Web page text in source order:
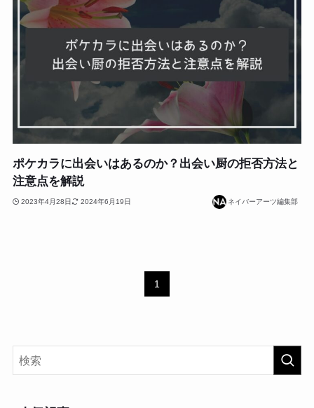
ポケカラに出会いはあるのか？出会い厨の拒否方法と
注意点を解説
2023年4月28日 2024年6月19日 ネイバーアーツ編集部
1